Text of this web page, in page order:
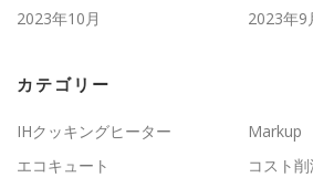
2023年10月
2023年9
カテゴリー
IHクッキングヒーター
Markup
エコキュート
コスト